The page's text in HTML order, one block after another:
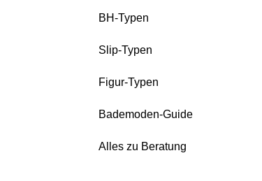
BH-Typen
Slip-Typen
Figur-Typen
Bademoden-Guide
Alles zu Beratung